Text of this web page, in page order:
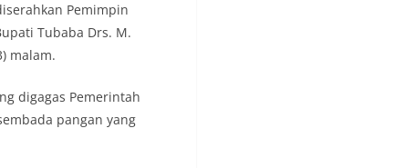
Pemimpin
Tubaba Drs. M.
malam.
digagas Pemerintah
pangan yang